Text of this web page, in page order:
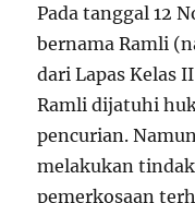
Pada tanggal 12
bernama Ramli
dari Lapas Kelas
Ramli dijatuhi
pencurian.
melakukan
pemerkosaan